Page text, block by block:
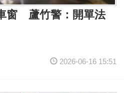
窗 蘆竹警：開單法
2026-06-16 15:51